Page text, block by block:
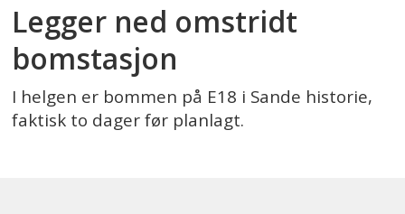
Legger ned omstridt
bomstasjon
I helgen er bommen på E18 i Sande historie,
faktisk to dager før planlagt.